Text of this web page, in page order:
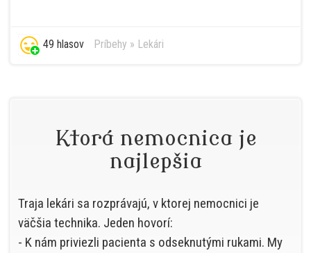
49 hlasov Príbehy » Lekári
Ktorá nemocnica je
najlepšia
Traja lekári sa rozprávajú, v ktorej nemocnici je
väčšia technika. Jeden hovorí:
- K nám priviezli pacienta s odseknutými rukami. My